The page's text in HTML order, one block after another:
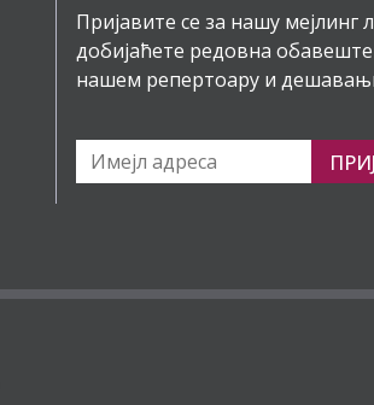
Пријавите се за нашу мејлинг
добијаћете редовна
нашем репертоару и